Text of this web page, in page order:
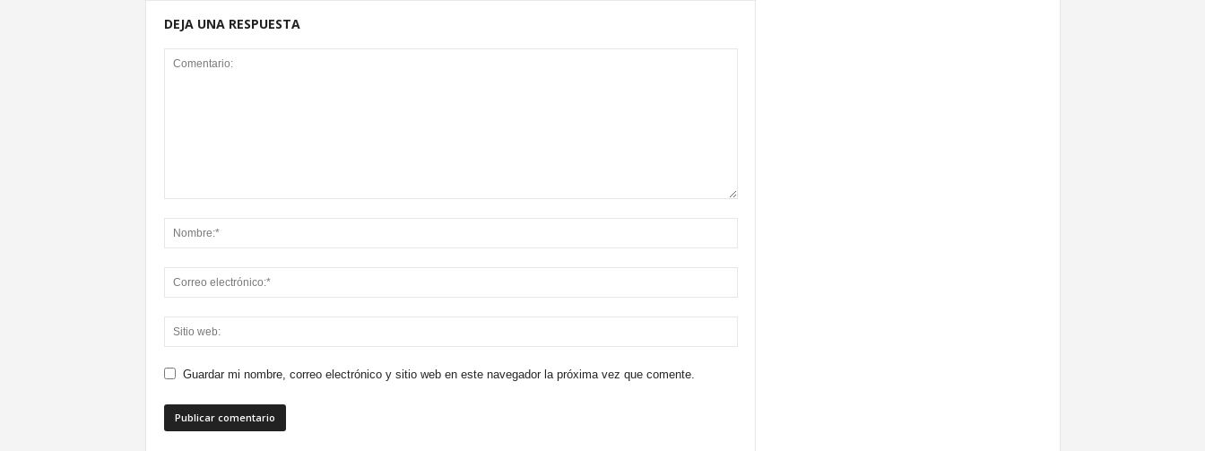
DEJA UNA RESPUESTA
Guardar mi nombre, correo electrónico y sitio web en este navegador la próxima vez que comente.